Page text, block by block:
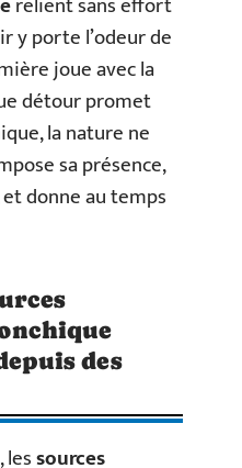
y porte l’odeur de
joue avec la
détour promet
la nature ne
sa présence,
donne au temps
des
lessources